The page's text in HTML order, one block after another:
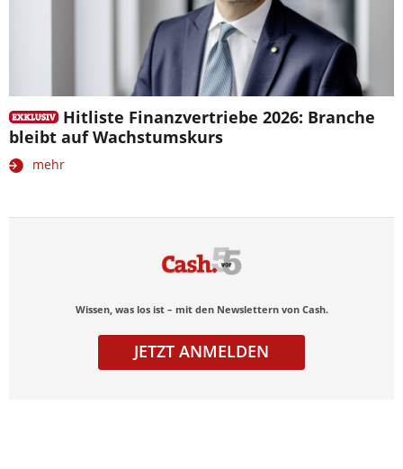
Hitliste Finanzvertriebe 2026: Branche
bleibt auf Wachstumskurs
mehr
Wissen, was los ist – mit den Newslettern von Cash.
JETZT ANMELDEN